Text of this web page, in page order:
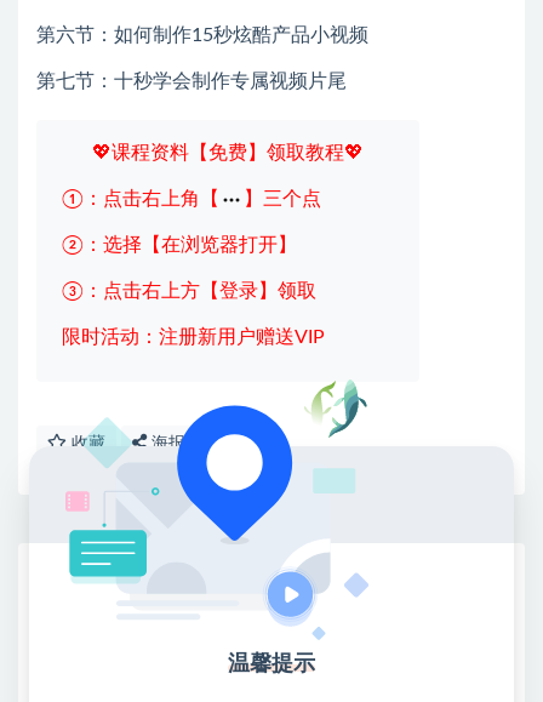
第六节：如何制作15秒炫酷产品小视频
第七节：十秒学会制作专属视频片尾
💖课程资料【免费】领取教程💖
①：点击右上角【 】三个点
②：选择【在浏览器打开】
③：点击右上方【登录】领取
限时活动：注册新用户赠送VIP
收藏 海报 链接
网赚基地简介
❤本站：本站整合多方资源站，主要面向互联网创业
温馨提示